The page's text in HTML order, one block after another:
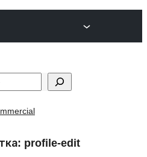
profile-edit